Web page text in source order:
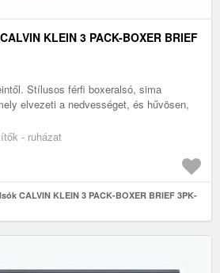
KLEIN 3 PACK-BOXER BRIEF
Stílusos férfi boxeralsó, sima
elvezeti a nedvességet, és hűvösen,
- ruházat
CALVIN KLEIN 3 PACK-BOXER BRIEF 3PK-